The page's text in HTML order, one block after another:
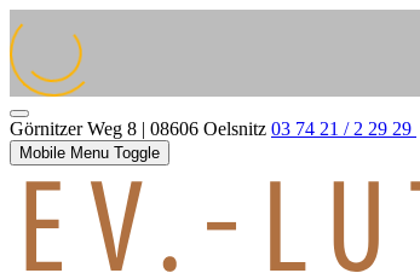
Görnitzer Weg 8 | 08606 Oelsnitz 03 74 21 / 2 29 29
Mobile Menu Toggle